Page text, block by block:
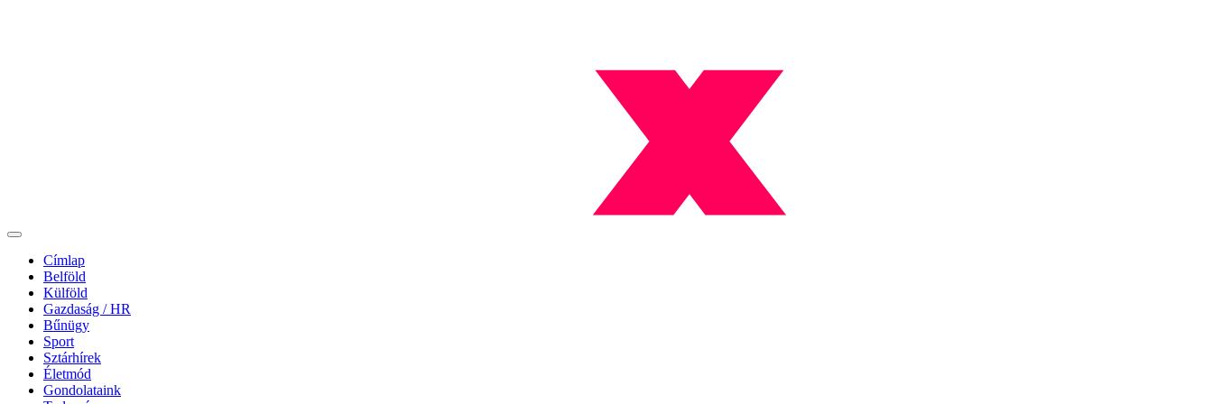
Címlap
Belföld
Külföld
Gazdaság / HR
Bűnügy
Sport
Sztárhírek
Életmód
Gondolataink